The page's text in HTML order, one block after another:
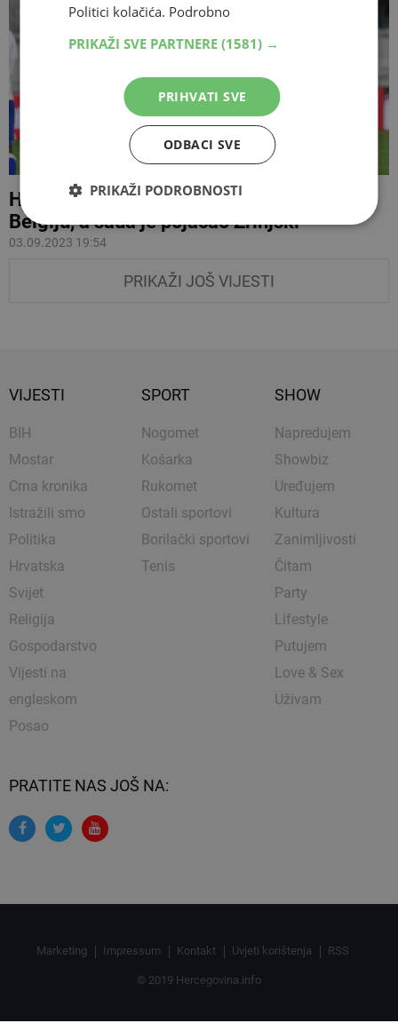
Hajduk ga je prije dvije godine prodao u
Belgiju, a sada je pojačao Zrinjski
03.09.2023 19:54
PRIKAŽI JOŠ VIJESTI
VIJESTI
BIH
Mostar
Crna kronika
Istražili smo
Politika
Hrvatska
Svijet
Religija
Gospodarstvo
Vijesti na
engleskom
Posao
SPORT
Nogomet
Košarka
Rukomet
Ostali sportovi
Borilački sportovi
Tenis
SHOW
Napredujem
Showbiz
Uređujem
Kultura
Zanimljivosti
Čitam
Party
Lifestyle
Putujem
Love & Sex
Uživam
PRATITE NAS JOŠ NA:
Marketing Impressum Kontakt Uvjeti korištenja RSS
© 2019 Hercegovina.info
Politici kolačića. Podrobno
PRIKAŽI SVE PARTNERE (1581) →
PRIHVATI SVE
ODBACI SVE
PRIKAŽI PODROBNOSTI